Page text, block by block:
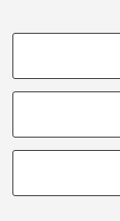
COOKIE DI
COOKIE
Si tratta di cookie
© 2026 - ALMA
Zamboni, 33